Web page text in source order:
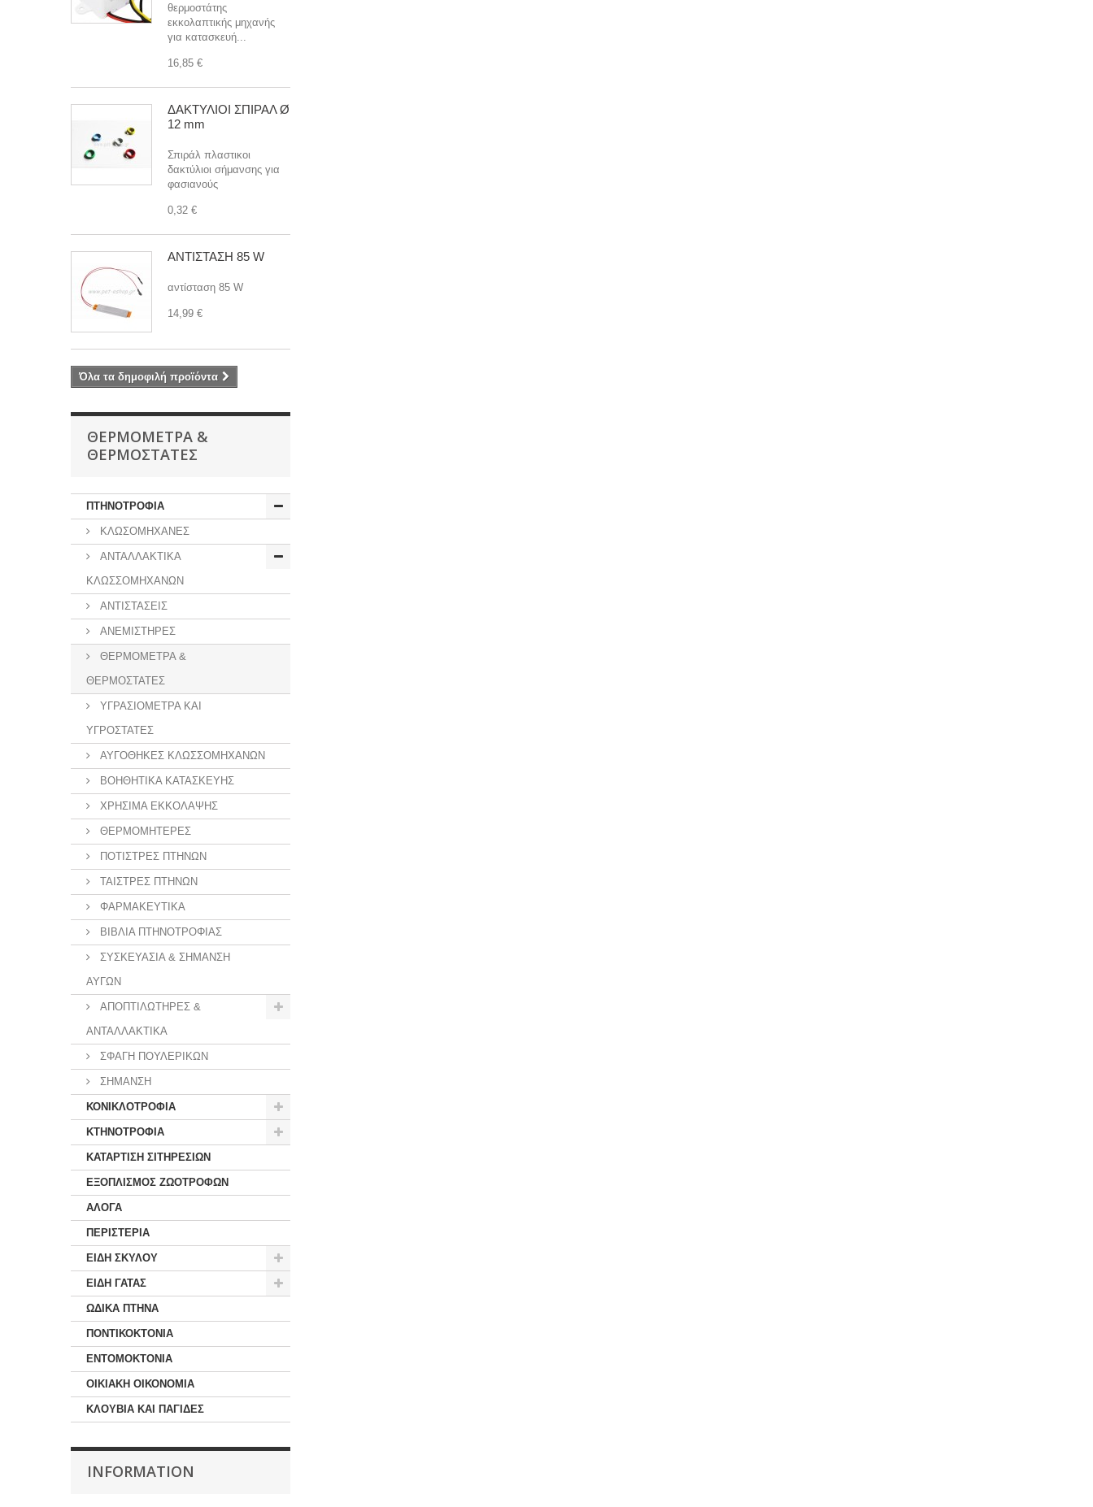
θερμοστάτης
εκκολαπτικής μηχανής
για κατασκευή...
16,85 €
ΔΑΚΤΥΛΙΟΙ ΣΠΙΡΑΛ Ø
12 mm
Σπιράλ πλαστικοι
δακτύλιοι σήμανσης για
φασιανούς
0,32 €
ΑΝΤΙΣΤΑΣΗ 85 W
αντίσταση 85 W
14,99 €
Όλα τα δημοφιλή προϊόντα
ΘΕΡΜΟΜΕΤΡΑ &
ΘΕΡΜΟΣΤΑΤΕΣ
ΠΤΗΝΟΤΡΟΦΙΑ
ΚΛΩΣΟΜΗΧΑΝΕΣ
ΑΝΤΑΛΛΑΚΤΙΚΑ
ΚΛΩΣΣΟΜΗΧΑΝΩΝ
ΑΝΤΙΣΤΑΣΕΙΣ
ΑΝΕΜΙΣΤΗΡΕΣ
ΘΕΡΜΟΜΕΤΡΑ &
ΘΕΡΜΟΣΤΑΤΕΣ
ΥΓΡΑΣΙΟΜΕΤΡΑ ΚΑΙ
ΥΓΡΟΣΤΑΤΕΣ
ΑΥΓΟΘΗΚΕΣ ΚΛΩΣΣΟΜΗΧΑΝΩΝ
ΒΟΗΘΗΤΙΚΑ ΚΑΤΑΣΚΕΥΗΣ
ΧΡΗΣΙΜΑ ΕΚΚΟΛΑΨΗΣ
ΘΕΡΜΟΜΗΤΕΡΕΣ
ΠΟΤΙΣΤΡΕΣ ΠΤΗΝΩΝ
ΤΑΙΣΤΡΕΣ ΠΤΗΝΩΝ
ΦΑΡΜΑΚΕΥΤΙΚΑ
ΒΙΒΛΙΑ ΠΤΗΝΟΤΡΟΦΙΑΣ
ΣΥΣΚΕΥΑΣΙΑ & ΣΗΜΑΝΣΗ
ΑΥΓΩΝ
ΑΠΟΠΤΙΛΩΤΗΡΕΣ &
ΑΝΤΑΛΛΑΚΤΙΚΑ
ΣΦΑΓΗ ΠΟΥΛΕΡΙΚΩΝ
ΣΗΜΑΝΣΗ
ΚΟΝΙΚΛΟΤΡΟΦΙΑ
ΚΤΗΝΟΤΡΟΦΙΑ
ΚΑΤΑΡΤΙΣΗ ΣΙΤΗΡΕΣΙΩΝ
ΕΞΟΠΛΙΣΜΟΣ ΖΩΟΤΡΟΦΩΝ
ΑΛΟΓΑ
ΠΕΡΙΣΤΕΡΙΑ
ΕΙΔΗ ΣΚΥΛΟΥ
ΕΙΔΗ ΓΑΤΑΣ
ΩΔΙΚΑ ΠΤΗΝΑ
ΠΟΝΤΙΚΟΚΤΟΝΙΑ
ΕΝΤΟΜΟΚΤΟΝΙΑ
ΟΙΚΙΑΚΗ ΟΙΚΟΝΟΜΙΑ
ΚΛΟΥΒΙΑ ΚΑΙ ΠΑΓΙΔΕΣ
INFORMATION